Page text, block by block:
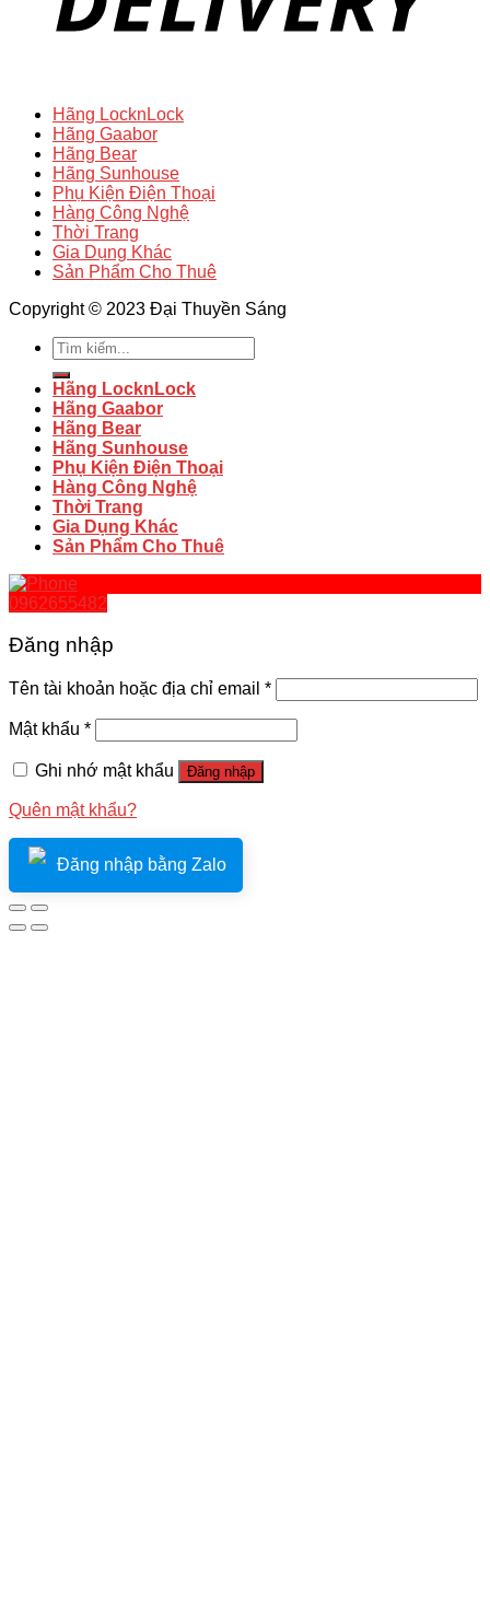
Hãng LocknLock
Hãng Gaabor
Hãng Bear
Hãng Sunhouse
Phụ Kiện Điện Thoại
Hàng Công Nghệ
Thời Trang
Gia Dụng Khác
Sản Phẩm Cho Thuê
Copyright © 2023 Đại Thuyền Sáng
Tìm
kiếm:
Hãng LocknLock
Hãng Gaabor
Hãng Bear
Hãng Sunhouse
Phụ Kiện Điện Thoại
Hàng Công Nghệ
Thời Trang
Gia Dụng Khác
Sản Phẩm Cho Thuê
0962655482
Đăng nhập
Tên tài khoản hoặc địa chỉ email *
Mật khẩu *
Ghi nhớ mật khẩu Đăng nhập
Quên mật khẩu?
Đăng nhập bằng Zalo